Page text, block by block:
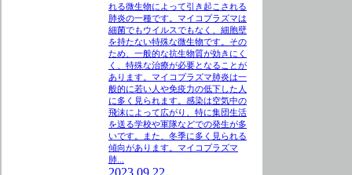
れる微生物によって引き起こされる
肺炎の一種です。マイコプラズマは
細菌でもウイルスでもなく、細胞壁
を持たない特殊な微生物です。その
ため、一般的な抗生物質が効きにく
く、特殊な治療が必要となることが
あります。マイコプラズマ肺炎は一
般的に若い人や免疫力の低下した人
に多く見られます。感染は空気中の
飛沫によって広がり、特に集団生活
を送る学校や軍隊などでの発生が多
いです。また、冬季に多く見られる
傾向があります。マイコプラズマ
肺...
2023.09.22